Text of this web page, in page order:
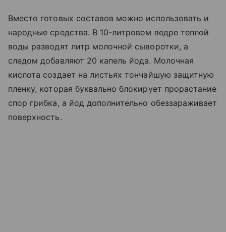
Вместо готовых составов можно использовать и
народные средства. В 10-литровом ведре теплой
воды разводят литр молочной сыворотки, а
следом добавляют 20 капель йода. Молочная
кислота создает на листьях тончайшую защитную
пленку, которая буквально блокирует прорастание
спор грибка, а йод дополнительно обеззараживает
поверхность.